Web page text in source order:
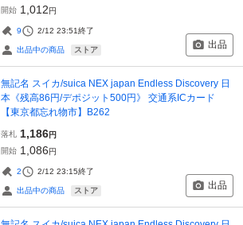
開始 1,012円
9 2/12 23:51終了
出品中の商品 ストア 出品
無記名 スイカ/suica NEX japan Endless Discovery 日
本《残高86円/デポジット500円》 交通系ICカード
【東京都忘れ物市】B262
落札 1,186円
開始 1,086円
2 2/12 23:15終了
出品中の商品 ストア 出品